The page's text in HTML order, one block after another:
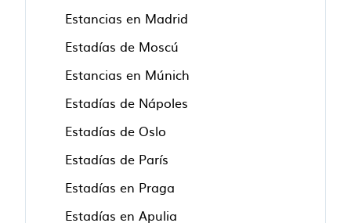
Estancias en Madrid
Estadías de Moscú
Estancias en Múnich
Estadías de Nápoles
Estadías de Oslo
Estadías de París
Estadías en Praga
Estadías en Apulia